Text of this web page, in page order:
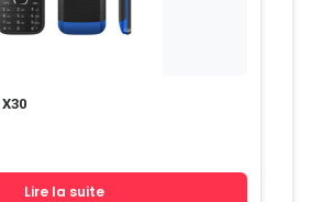
X30
Lire la suite